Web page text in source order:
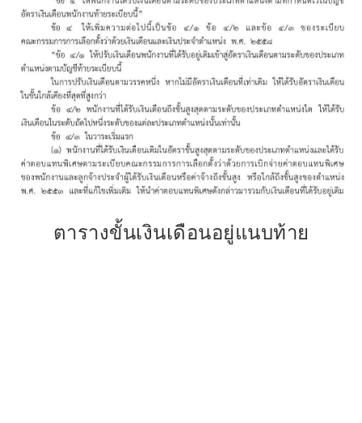
ตารางขั้นเงินเดือนอยู่แนบท้าย